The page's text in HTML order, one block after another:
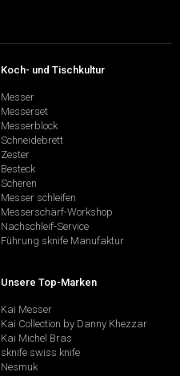
Koch- und Tischkultur
Messer
Messerset
Messerblock
Schneidebrett
Zester
Besteck
Scheren
Messer schleifen
Messerschärf-Workshop
Nachschleif-Service
Führung sknife Manufaktur
Unsere Top-Marken
Kai Messer
Kai Collection by Danny Khezzar
Kai Michel Bras
sknife swiss knife
Nesmuk